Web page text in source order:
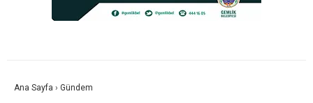
Ana Sayfa › Gündem